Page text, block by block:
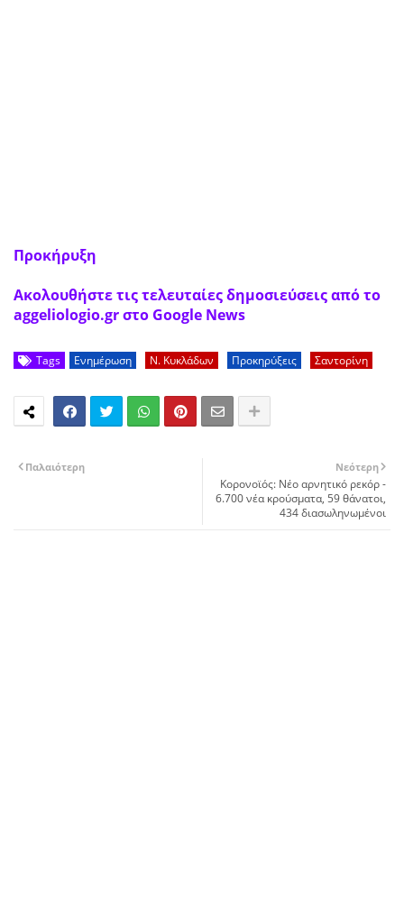
Προκήρυξη
Ακολουθήστε τις τελευταίες δημοσιεύσεις από το
aggeliologio.gr στο Google News
Tags Ενημέρωση Ν. Κυκλάδων Προκηρύξεις Σαντορίνη
Νεότερη
Κορονοϊός: Νέο αρνητικό ρεκόρ -
6.700 νέα κρούσματα, 59 θάνατοι,
434 διασωληνωμένοι
Παλαιότερη